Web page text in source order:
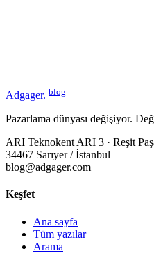
Adgager. blog
Pazarlama dünyası değişiyor.
ARI Teknokent ARI 3 · Reşit
34467 Sarıyer / İstanbul
blog@adgager.com
Keşfet
Ana sayfa
Tüm yazılar
Arama